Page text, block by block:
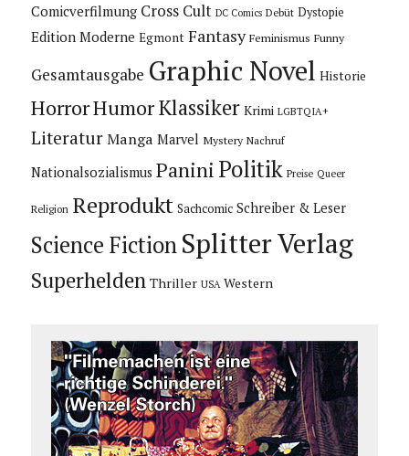
Comicverfilmung Cross Cult DC Comics Debüt Dystopie
Edition Moderne Egmont Fantasy Feminismus Funny
Gesamtausgabe Graphic Novel Historie
HorrorHumorKlassiker Krimi LGBTQIA+
Literatur Manga Marvel Mystery Nachruf
Nationalsozialismus Panini Politik Preise Queer
Religion Reprodukt Sachcomic Schreiber & Leser
Science Fiction Splitter Verlag
Superhelden Thriller USA Western